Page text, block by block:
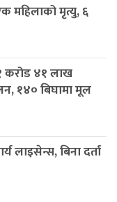
महिलाको मृत्यु, ६
करोड ४१ लाख
१४० बिघामा मूल
लाइसेन्स, बिना दर्ता